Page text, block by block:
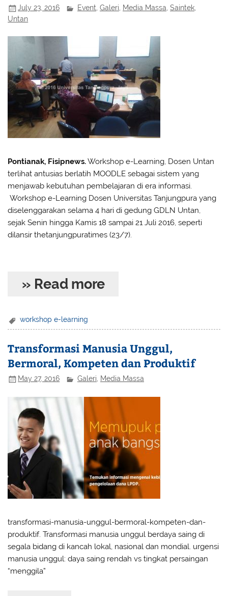
July 23, 2016 Event,Galeri, Media Massa,Saintek,
Untan
Pontianak, Fisipnews.Workshop e-Learning, Dosen Untan
terlihat antusias berlatih MOODLE sebagai sistem yang
menjawab kebutuhan pembelajaran di era informasi.
Workshop e-Learning Dosen Universitas Tanjungpura yang
diselenggarakan selama 4 hari di gedung GDLN Untan,
sejak Senin hingga Kamis 18 sampai 21 Juli 2016, seperti
dilansir thetanjungpuratimes (23/7).
» Read more
workshop e-learning
Transformasi Manusia Unggul,
Bermoral, Kompeten dan Produktif
May 27, 2016 Galeri, Media Massa
transformasi-manusia-unggul-bermoral-kompeten-dan-
produktif. Transformasi manusia unggul berdaya saing di
segala bidang di kancah lokal, nasional dan mondial. urgensi
manusia unggul: daya saing rendah vs tingkat persaingan
“menggila”